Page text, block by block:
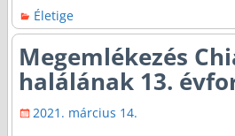
Életige
Megemlékezés
halálának 13.
2021. március 14.